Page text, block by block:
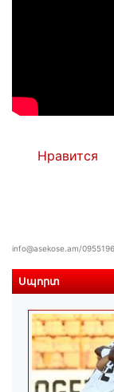
Нравится
info@asekose.am/
Սպորտ